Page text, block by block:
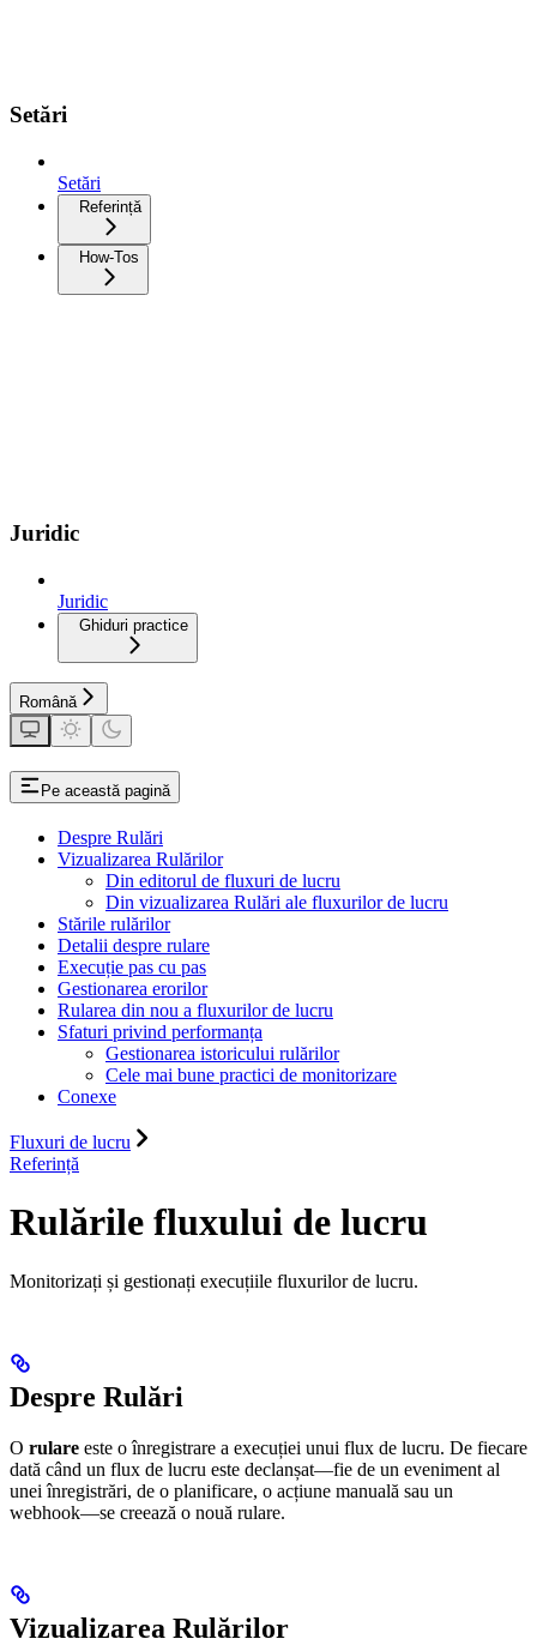
Setări
Setări
Referință
How-Tos
Juridic
Juridic
Ghiduri practice
Română
Pe această pagină
Despre Rulări
Vizualizarea Rulărilor
Din editorul de fluxuri de lucru
Din vizualizarea Rulări ale fluxurilor de lucru
Stările rulărilor
Detalii despre rulare
Execuție pas cu pas
Gestionarea erorilor
Rularea din nou a fluxurilor de lucru
Sfaturi privind performanța
Gestionarea istoricului rulărilor
Cele mai bune practici de monitorizare
Conexe
Fluxuri de lucru
Referință
Rulările fluxului de lucru
Monitorizați și gestionați execuțiile fluxurilor de lucru.
Despre Rulări
O rulare este o înregistrare a execuției unui flux de lucru. De fiecare
dată când un flux de lucru este declanșat—fie de un eveniment al
unei înregistrări, de o planificare, o acțiune manuală sau un
webhook—se creează o nouă rulare.
Vizualizarea Rulărilor